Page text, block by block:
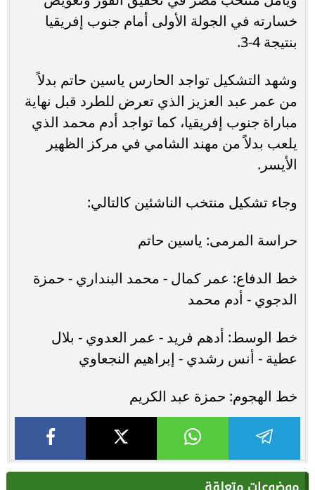
خسارته في الجولة الأولى أمام جنوب إفريقيا
بنتيجة 4-3.
وشهد التشكيل تواجد الحارس ياسين حاتم بدلاً
من عمر عبد العزيز الذي تعرض للطرد قبل نهاية
مباراة جنوب إفريقيا، كما تواجد أدم محمد الذي
يلعب بدلاً من مهند الشامي في مركز الظهير
الأيسر.
وجاء تشكيل منتخب الناشئين كالتالي:
حراسة المرمى: ياسين حاتم
خط الدفاع: عمر كمال - محمد البنداري - حمزة
الدجوي - أدم محمد
خط الوسط: أدهم فريد - عمر العدوي - بلال
عطية - أنس رشدي - إبراهيم النجعاوي
خط الهجوم: حمزة عبد الكريم